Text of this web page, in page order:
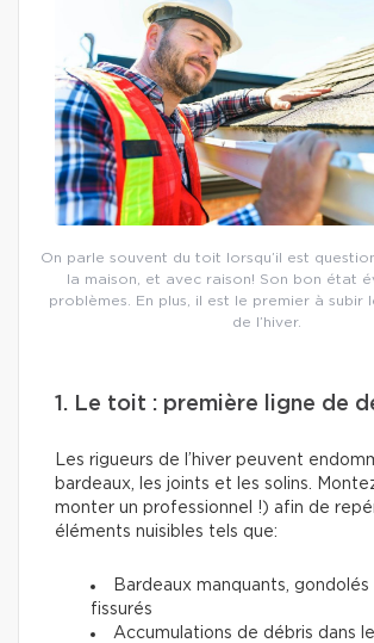
On parle souvent du toit lorsqu’il est
la maison, et avec raison! Son bon état
problèmes. En plus, il est le premier à subir
de l’hiver.
1. Le toit : première ligne de
Les rigueurs de l’hiver peuvent
bardeaux, les joints et les solins.
monter un professionnel !) afin de
éléments nuisibles tels que:
Bardeaux manquants, gondolés
fissurés
Accumulations de débris dans